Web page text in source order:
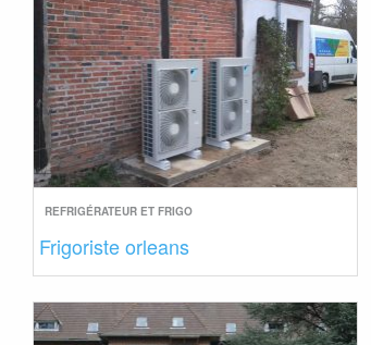
REFRIGÉRATEUR ET FRIGO
Frigoriste orleans